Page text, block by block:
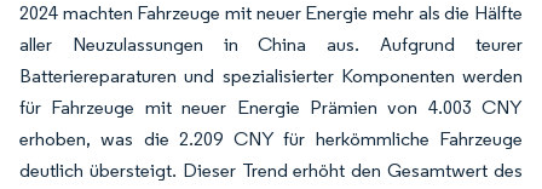
2024 machten Fahrzeuge mit neuer Energie mehr als die Hälfte
aller Neuzulassungen in China aus. Aufgrund teurer
Batteriereparaturen und spezialisierter Komponenten werden
für Fahrzeuge mit neuer Energie Prämien von 4.003 CNY
erhoben, was die 2.209 CNY für herkömmliche Fahrzeuge
deutlich übersteigt. Dieser Trend erhöht den Gesamtwert des